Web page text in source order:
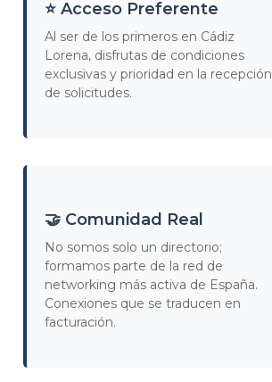
⭐ Acceso Preferente
Al ser de los primeros en Cádiz
Lorena, disfrutas de condiciones
exclusivas y prioridad en la recepción
de solicitudes.
🤝 Comunidad Real
No somos solo un directorio;
formamos parte de la red de
networking más activa de España.
Conexiones que se traducen en
facturación.